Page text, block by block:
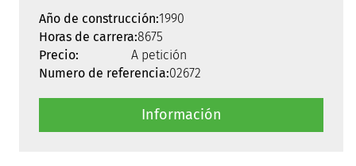
Año de construcción:1990
Horas de carrera:8675
Precio:
A petición
Numero de referencia:02672
Información